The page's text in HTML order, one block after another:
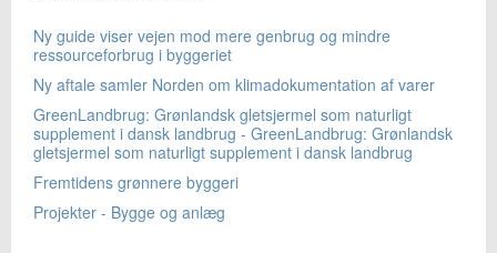
Ny guide viser vejen mod mere genbrug og mindre
ressourceforbrug i byggeriet
Ny aftale samler Norden om klimadokumentation af varer
GreenLandbrug: Grønlandsk gletsjermel som naturligt
supplement i dansk landbrug - GreenLandbrug: Grønlandsk
gletsjermel som naturligt supplement i dansk landbrug
Fremtidens grønnere byggeri
Projekter - Bygge og anlæg